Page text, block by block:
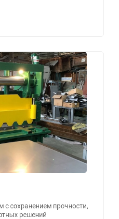
сохранением прочности,
решений